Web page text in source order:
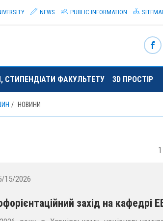
NEWS PUBLIC INFORMATION
СТИПЕНДІАТИ ФАКУЛЬТЕТУ 3D ПРОСТІР
НОВИНИ
1
15/2026
захід на кафедрі